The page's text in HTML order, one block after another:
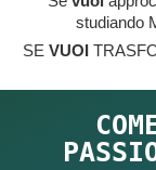
studiando
SE VUOI